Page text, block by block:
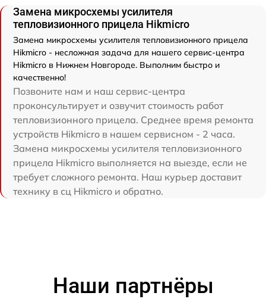
Замена микросхемы усилителя
тепловизионного прицела Hikmicro
Замена микросхемы усилителя тепловизионного прицела
Hikmicro - несложная задача для нашего сервис-центра
Hikmicro в Нижнем Новгороде. Выполним быстро и
качественно!
Позвоните нам и наш сервис-центра
проконсультирует и озвучит стоимость работ
тепловизионного прицела. Среднее время ремонта
устройств Hikmicro в нашем сервисном - 2 часа.
Замена микросхемы усилителя тепловизионного
прицела Hikmicro выполняется на выезде, если не
требует сложного ремонта. Наш курьер доставит
технику в сц Hikmicro и обратно.
Наши партнёры